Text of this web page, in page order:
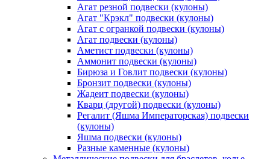
Агат резной подвески (кулоны)
Агат "Крэкл" подвески (кулоны)
Агат с огранкой подвески (кулоны)
Агат подвески (кулоны)
Аметист подвески (кулоны)
Аммонит подвески (кулоны)
Бирюза и Говлит подвески (кулоны)
Бронзит подвески (кулоны)
Жадеит подвески (кулоны)
Кварц (другой) подвески (кулоны)
Регалит (Яшма Императорская) подвески
(кулоны)
Яшма подвески (кулоны)
Разные каменные (кулоны)